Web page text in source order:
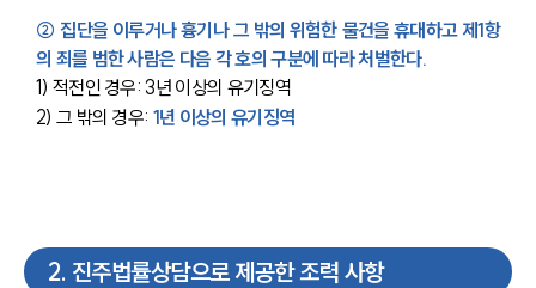
② 집단을 이루거나 흉기나 그 밖의 위험한 물건을 휴대하고 제1항
의 죄를 범한 사람은 다음 각 호의 구분에 따라 처벌한다.
1) 적전인 경우: 3년 이상의 유기징역
2) 그 밖의 경우: 1년 이상의 유기징역
2. 진주법률상담으로 제공한 조력 사항